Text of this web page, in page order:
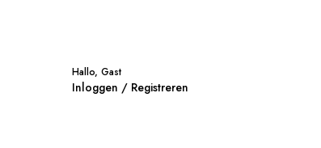
Hallo, Gast
Inloggen / Registreren